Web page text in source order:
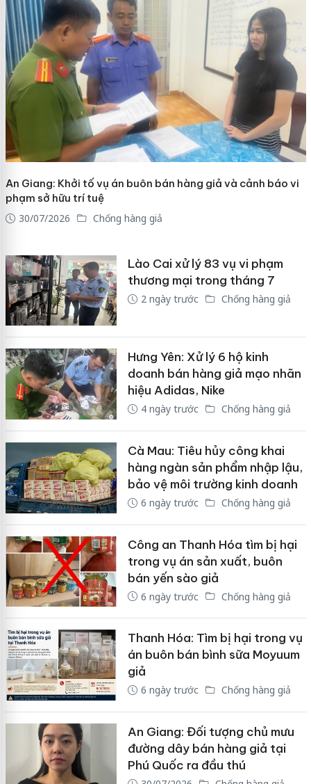
An Giang: Khởi tố vụ án buôn bán hàng giả và cảnh báo vi
phạm sở hữu trí tuệ
30/07/2026
Chống hàng giả
Lào Cai xử lý 83 vụ vi phạm
thương mại trong tháng 7
2 ngày trước Chống hàng giả
Hưng Yên: Xử lý 6 hộ kinh
doanh bán hàng giả mạo nhãn
hiệu Adidas, Nike
4 ngày trước Chống hàng giả
Cà Mau: Tiêu hủy công khai
hàng ngàn sản phẩm nhập lậu,
bảo vệ môi trường kinh doanh
6 ngày trước Chống hàng giả
Công an Thanh Hóa tìm bị hại
trong vụ án sản xuất, buôn
bán yến sào giả
6 ngày trước Chống hàng giả
Thanh Hóa: Tìm bị hại trong vụ
án buôn bán bình sữa Moyuum
giả
6 ngày trước Chống hàng giả
An Giang: Đối tượng chủ mưu
đường dây bán hàng giả tại
Phú Quốc ra đầu thú